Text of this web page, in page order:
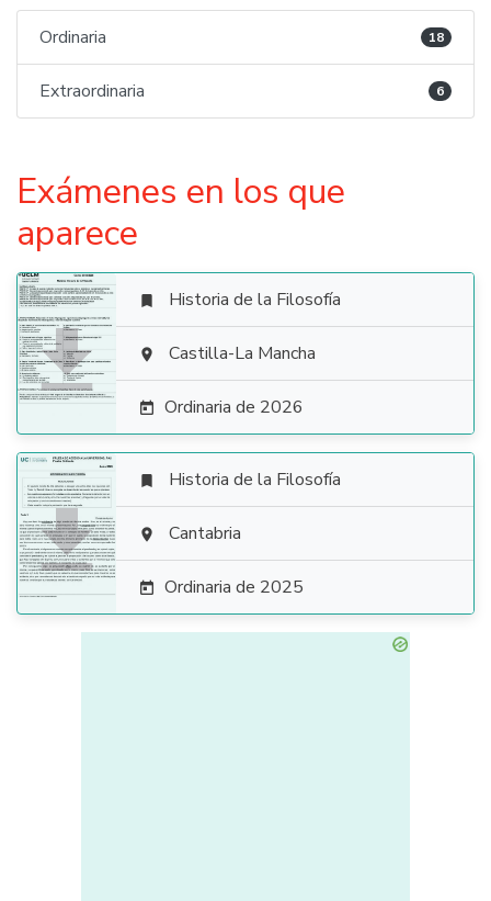
Ordinaria 18
Extraordinaria 6
Exámenes en los que
aparece

 Historia de la Filosofía
 Castilla-La Mancha
 Ordinaria de 2026

 Historia de la Filosofía
 Cantabria
 Ordinaria de 2025